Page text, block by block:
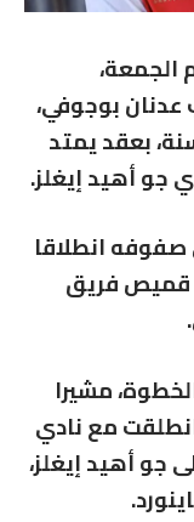
الجمعة،
عدنان بوجوفي،
منتخب المغرب لأقل من 17 سنة، بعقد يمتد
صفوفه انطلاقا
قميص فريق
مشيرا
مع نادي
قبل أن ينتقل سنة 2024 إلى جو أهيد إيغلز،